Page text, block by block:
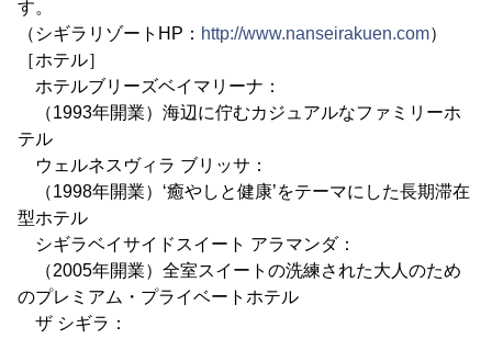
す。
（シギラリゾートHP： http://www.nanseirakuen.com）
［ホテル］
ホテルブリーズベイマリーナ：
（1993年開業）海辺に佇むカジュアルなファミリーホ
テル
ウェルネスヴィラ ブリッサ：
（1998年開業）‘癒やしと健康’をテーマにした長期滞在
型ホテル
シギラベイサイドスイート アラマンダ：
（2005年開業）全室スイートの洗練された大人のため
のプレミアム・プライベートホテル
ザ シギラ：